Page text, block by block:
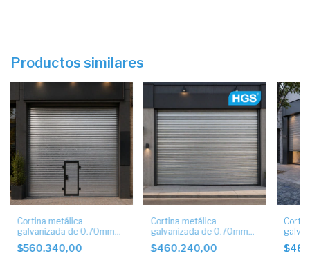
Productos similares
Cortina metálica
galvanizada de 0.70mm
de espesor, con puerta de
escape.
$560.340,00
Cortina metálica
galvanizada de 0.70mm
de espesor.
$460.240,00